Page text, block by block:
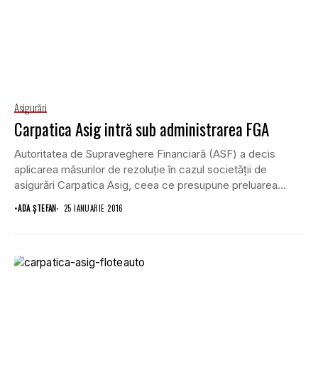
Asigurări
Carpatica Asig intră sub administrarea FGA
Autoritatea de Supraveghere Financiară (ASF) a decis
aplicarea măsurilor de rezoluţie în cazul societăţii de
asigurări Carpatica Asig, ceea ce presupune preluarea
companiei...
•ADA ȘTEFAN 25 IANUARIE 2016